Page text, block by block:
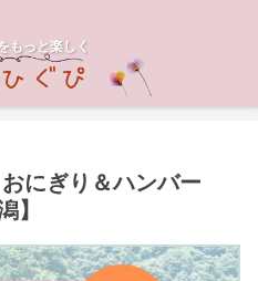
もっと楽しく
にぎり＆ハンバー
】